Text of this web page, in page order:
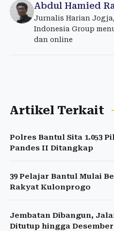
Abdul Hamied
Jurnalis Harian
Indonesia Group
dan online
Artikel Terkait
Polres Bantul Sita 1.053
Pandes II Ditangkap
39 Pelajar Bantul Mulai
Rakyat Kulonprogo
Jembatan Dibangun,
Ditutup hingga Desember